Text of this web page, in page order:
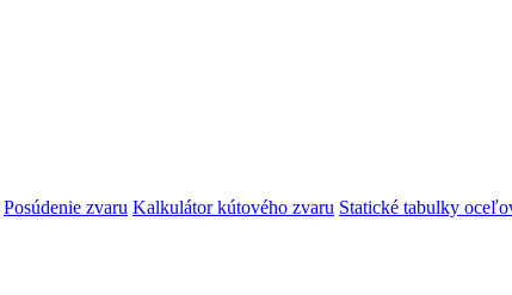
Posúdenie zvaru Kalkulátor kútového zvaru Statické tabulky